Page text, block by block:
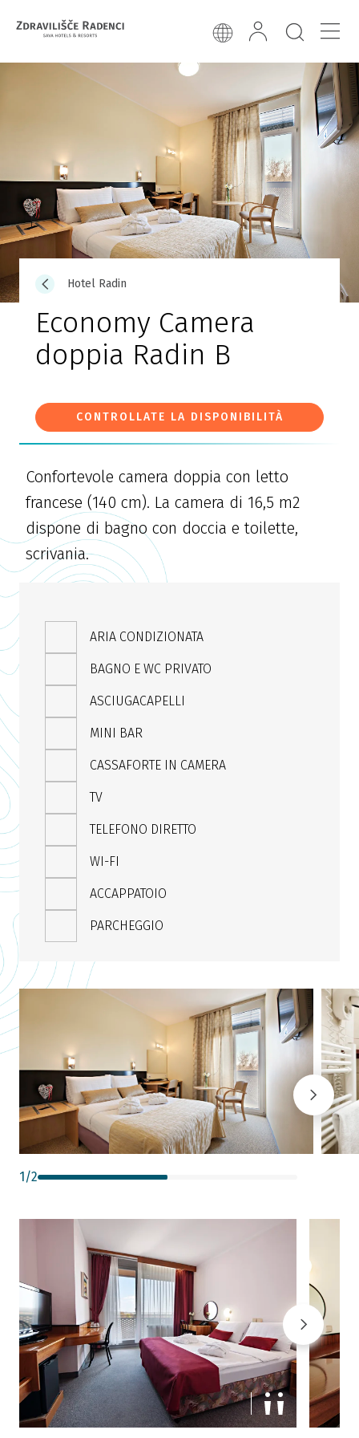
Hotel Radin
Economy Camera
doppia Radin B
CONTROLLATE LA DISPONIBILITÀ
Confortevole camera doppia con letto
francese (140 cm). La camera di 16,5 m2
dispone di bagno con doccia e toilette,
scrivania.
ARIA CONDIZIONATA
BAGNO E WC PRIVATO
ASCIUGACAPELLI
MINI BAR
CASSAFORTE IN CAMERA
TV
TELEFONO DIRETTO
WI-FI
ACCAPPATOIO
PARCHEGGIO
1 /2